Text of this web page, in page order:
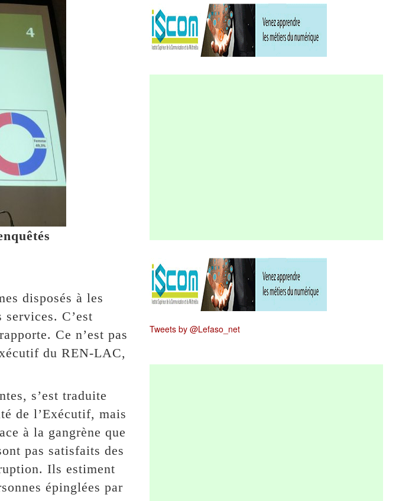
disposés à les
C’est
Ce n’est pas
du REN-LAC,
s’est traduite
de l’Exécutif, mais
à la gangrène que
pas satisfaits des
Ils estiment
épinglées par
Tweets by @Lefaso_net